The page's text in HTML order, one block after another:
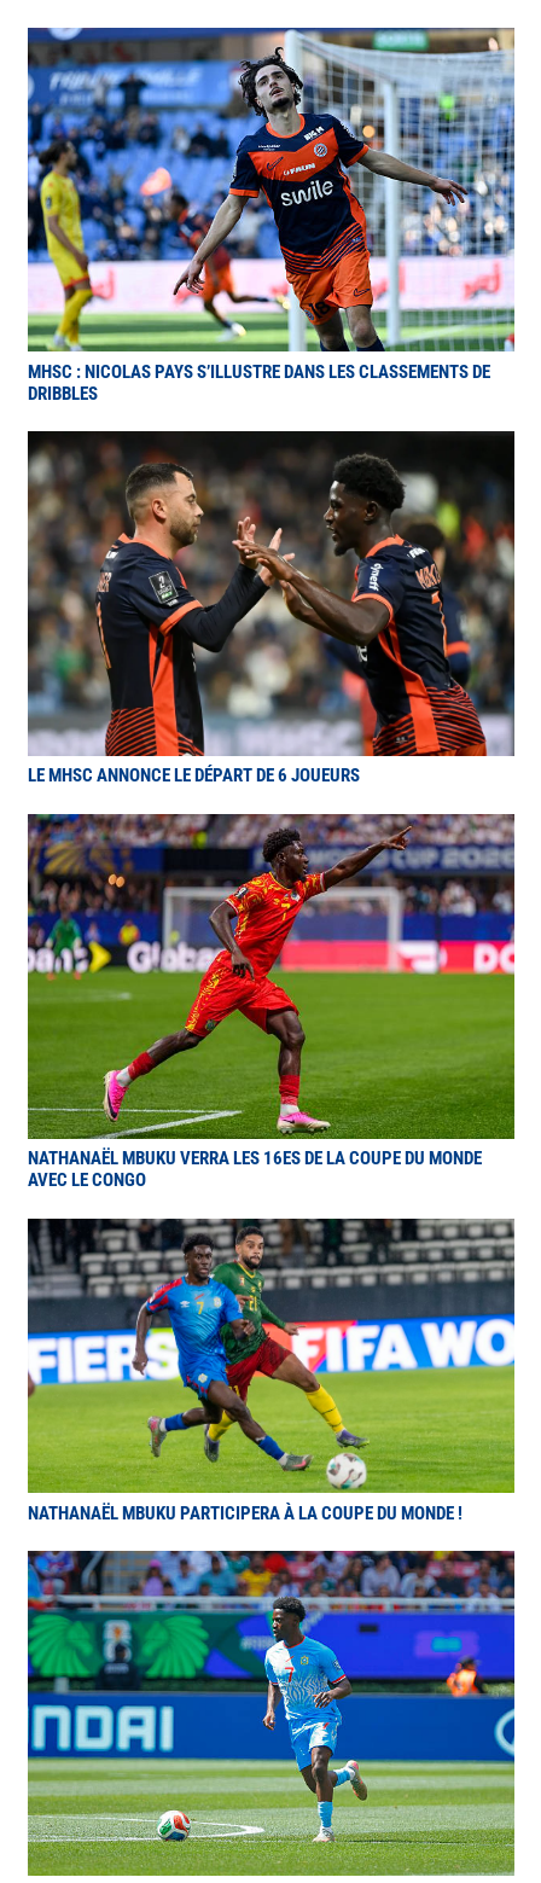
MHSC : NICOLAS PAYS S’ILLUSTRE DANS LES CLASSEMENTS DE
DRIBBLES
LE MHSC ANNONCE LE DÉPART DE 6 JOUEURS
NATHANAËL MBUKU VERRA LES 16ES DE LA COUPE DU MONDE
AVEC LE CONGO
NATHANAËL MBUKU PARTICIPERA À LA COUPE DU MONDE !